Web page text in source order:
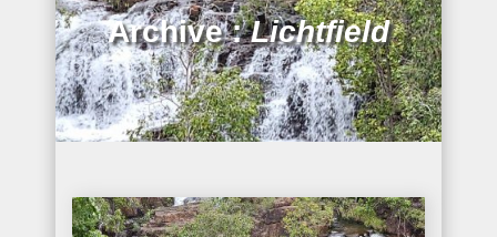
Archive :Lichtfield